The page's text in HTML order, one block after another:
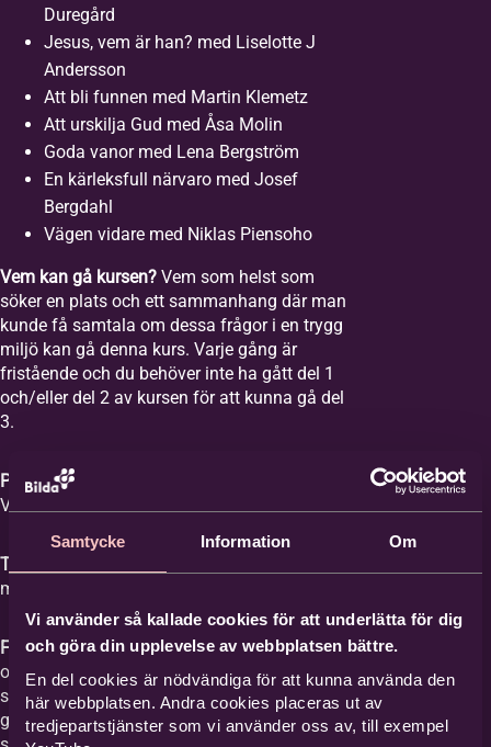
Samtycke Information Om
Vi använder så kallade cookies för att underlätta för dig
och göra din upplevelse av webbplatsen bättre.
En del cookies är nödvändiga för att kunna använda den
här webbplatsen. Andra cookies placeras ut av
tredjepartstjänster som vi använder oss av, till exempel
Duregård
Jesus, vem är han? med Liselotte J
Andersson
Att bli funnen med Martin Klemetz
Att urskilja Gud med Åsa Molin
Goda vanor med Lena Bergström
En kärleksfull närvaro med Josef
Bergdahl
Vägen vidare med Niklas Piensoho
Vem kan gå kursen? Vem som helst som
söker en plats och ett sammanhang där man
kunde få samtala om dessa frågor i en trygg
miljö kan gå denna kurs. Varje gång är
fristående och du behöver inte ha gått del 1
och/eller del 2 av kursen för att kunna gå del
3.
Plats:Equmeniakyrkan Vikingstad,
Våghusgatan 1
Tid:
med start tisdagen den 1 september 2026.
Film med samtal:Varje gång har ett ämne
och vi tittar på en film med ett förinspelat
samtal mellan Britta Hermansson och en
gäst där deras erfarenheter och berättelser